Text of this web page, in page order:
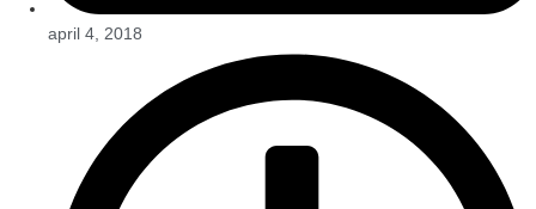
april 4, 2018